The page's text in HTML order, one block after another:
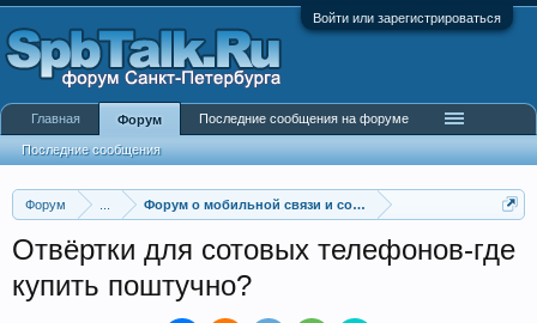
Войти или зарегистрироваться
Форум Форум о мобильной связи и сотовых операторах
Отвёртки для сотовых телефонов-где
купить поштучно?
Главная Форум
Последние сообщения
Последние сообщения на форуме